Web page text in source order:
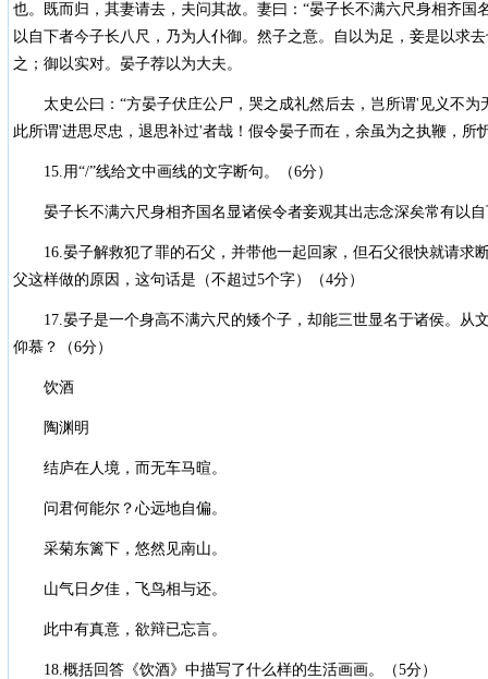
也。既而归，其妻请去，夫问其故。妻曰：“晏子长不满六尺身相齐国
以自下者今子长八尺，乃为人仆御。然子之意。自以为足，妾是以求
之；御以实对。晏子荐以为大夫。
太史公曰：“方晏子伏庄公尸，哭之成礼然后去，岂所谓'见义不为
此所谓'进思尽忠，退思补过'者哉！假令晏子而在，余虽为之执鞭，所
15.用“/”线给文中画线的文字断句。（6分）
晏子长不满六尺身相齐国名显诸侯令者妾观其出志念深矣常有以自
16.晏子解救犯了罪的石父，并带他一起回家，但石父很快就请求
父这样做的原因，这句话是（不超过5个字）（4分）
17.晏子是一个身高不满六尺的矮个子，却能三世显名于诸侯。从
仰慕？（6分）
饮酒
陶渊明
结庐在人境，而无车马暄。
问君何能尔？心远地自偏。
采菊东篱下，悠然见南山。
山气日夕佳，飞鸟相与还。
此中有真意，欲辩已忘言。
18.概括回答《饮酒》中描写了什么样的生活画画。（5分）